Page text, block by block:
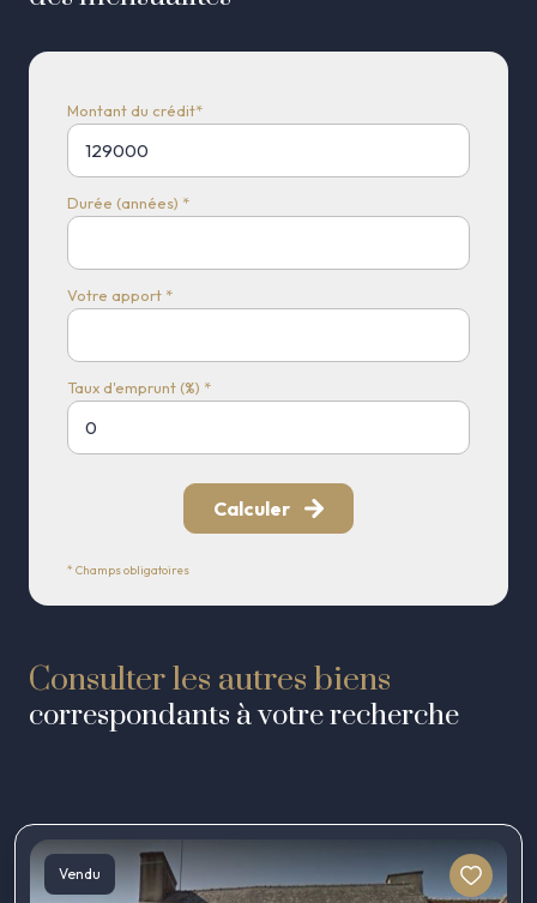
Montant du crédit*
Durée (années) *
Votre apport *
Taux d'emprunt (%) *
Calculer
* Champs obligatoires
Consulter les autres biens
correspondants à votre recherche
Vendu